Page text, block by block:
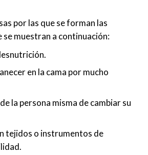
por las que se forman las
se muestran a continuación:
en la cama por mucho
la persona misma de cambiar su
tejidos o instrumentos de